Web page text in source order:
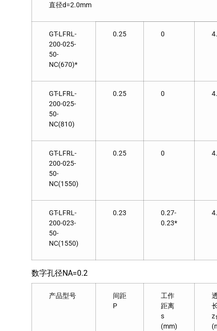
直径d=2.0mm
GT-LFRL-
200-025-
50-
NC(670)*
0.25 0
GT-LFRL-
200-025-
50-
NC(810)
0.25 0
GT-LFRL-
200-025-
50-
NC(1550)
0.25 0
GT-LFRL-
200-023-
50-
NC(1550)
0.23
0.27-
0.23*
数字孔径NA=0.2
产品型号
间距
P
工作
距离
s
(mm)
z